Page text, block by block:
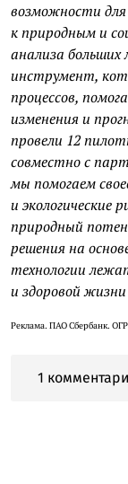
возможности
к природным и
анализа больших
инструмент,
процессов,
изменения и
провели 12
совместно с
мы помогаем
и экологические
природный
решения на
технологии
и здоровой
Реклама. ПАО Сбербанк.
1